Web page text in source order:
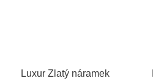
Luxur Zlatý náramek